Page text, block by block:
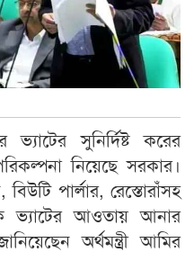
সুনির্দিষ্ট করের
নিয়েছে সরকার।
পার্লার, রেস্তোরাঁসহ
ভ্যাটের আওতায় আনার
অর্থমন্ত্রী আমির